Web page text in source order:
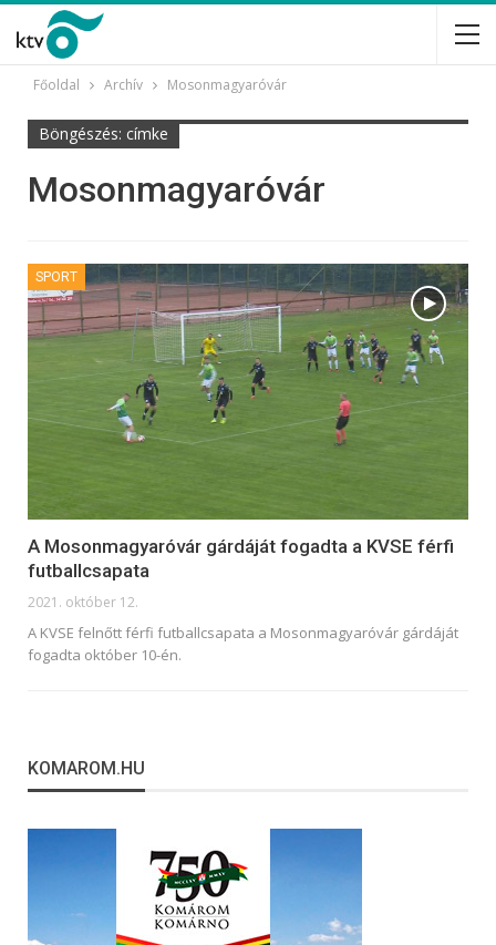
Főoldal Archív Mosonmagyaróvár
Böngészés: címke
Mosonmagyaróvár
SPORT
A Mosonmagyaróvár gárdáját fogadta a KVSE férfi
futballcsapata
2021. október 12.
A KVSE felnőtt férfi futballcsapata a Mosonmagyaróvár gárdáját
fogadta október 10-én.
KOMAROM.HU